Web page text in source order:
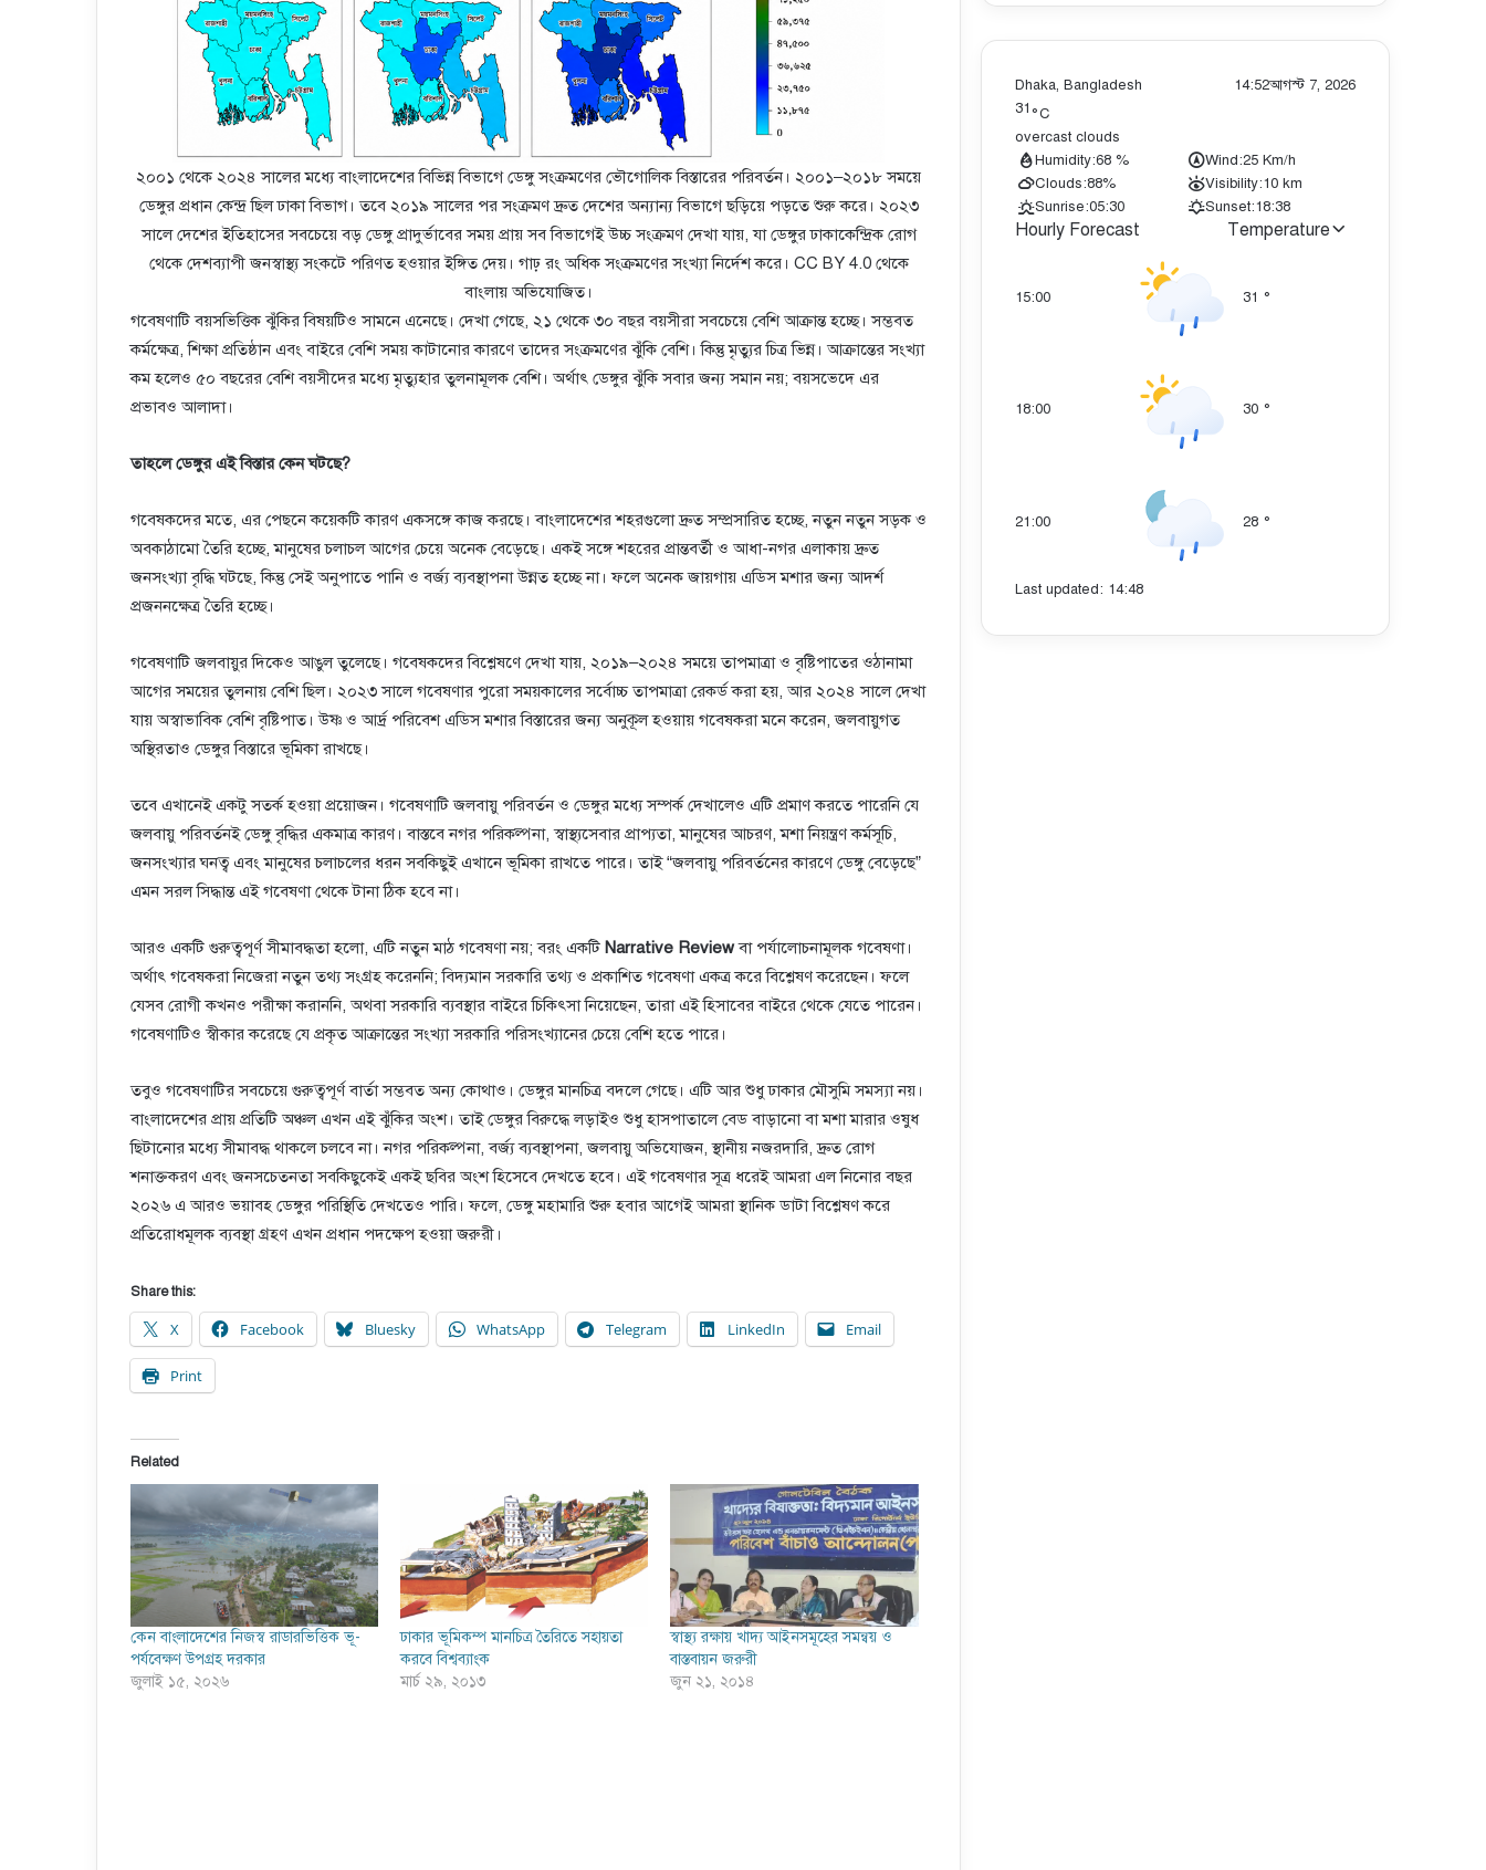
২০০১ থেকে ২০২৪ সালের মধ্যে বাংলাদেশের বিভিন্ন বিভাগে ডেঙ্গু সংক্রমণের ভৌগোলিক বিস্তারের পরিবর্তন। ২০০১–২০১৮ সময়ে
ডেঙ্গুর প্রধান কেন্দ্র ছিল ঢাকা বিভাগ। তবে ২০১৯ সালের পর সংক্রমণ দ্রুত দেশের অন্যান্য বিভাগে ছড়িয়ে পড়তে শুরু করে। ২০২৩
সালে দেশের ইতিহাসের সবচেয়ে বড় ডেঙ্গু প্রাদুর্ভাবের সময় প্রায় সব বিভাগেই উচ্চ সংক্রমণ দেখা যায়, যা ডেঙ্গুর ঢাকাকেন্দ্রিক রোগ
থেকে দেশব্যাপী জনস্বাস্থ্য সংকটে পরিণত হওয়ার ইঙ্গিত দেয়। গাঢ় রং অধিক সংক্রমণের সংখ্যা নির্দেশ করে। CC BY 4.0 থেকে
বাংলায় অভিযোজিত।
গবেষণাটি বয়সভিত্তিক ঝুঁকির বিষয়টিও সামনে এনেছে। দেখা গেছে, ২১ থেকে ৩০ বছর বয়সীরা সবচেয়ে বেশি আক্রান্ত হচ্ছে। সম্ভবত
কর্মক্ষেত্র, শিক্ষা প্রতিষ্ঠান এবং বাইরে বেশি সময় কাটানোর কারণে তাদের সংক্রমণের ঝুঁকি বেশি। কিন্তু মৃত্যুর চিত্র ভিন্ন। আক্রান্তের সংখ্যা
কম হলেও ৫০ বছরের বেশি বয়সীদের মধ্যে মৃত্যুহার তুলনামূলক বেশি। অর্থাৎ ডেঙ্গুর ঝুঁকি সবার জন্য সমান নয়; বয়সভেদে এর
প্রভাবও আলাদা।
তাহলে ডেঙ্গুর এই বিস্তার কেন ঘটছে?
গবেষকদের মতে, এর পেছনে কয়েকটি কারণ একসঙ্গে কাজ করছে। বাংলাদেশের শহরগুলো দ্রুত সম্প্রসারিত হচ্ছে, নতুন নতুন সড়ক ও
অবকাঠামো তৈরি হচ্ছে, মানুষের চলাচল আগের চেয়ে অনেক বেড়েছে। একই সঙ্গে শহরের প্রান্তবর্তী ও আধা-নগর এলাকায় দ্রুত
জনসংখ্যা বৃদ্ধি ঘটছে, কিন্তু সেই অনুপাতে পানি ও বর্জ্য ব্যবস্থাপনা উন্নত হচ্ছে না। ফলে অনেক জায়গায় এডিস মশার জন্য আদর্শ
প্রজননক্ষেত্র তৈরি হচ্ছে।
গবেষণাটি জলবায়ুর দিকেও আঙুল তুলেছে। গবেষকদের বিশ্লেষণে দেখা যায়, ২০১৯–২০২৪ সময়ে তাপমাত্রা ও বৃষ্টিপাতের ওঠানামা
আগের সময়ের তুলনায় বেশি ছিল। ২০২৩ সালে গবেষণার পুরো সময়কালের সর্বোচ্চ তাপমাত্রা রেকর্ড করা হয়, আর ২০২৪ সালে দেখা
যায় অস্বাভাবিক বেশি বৃষ্টিপাত। উষ্ণ ও আর্দ্র পরিবেশ এডিস মশার বিস্তারের জন্য অনুকূল হওয়ায় গবেষকরা মনে করেন, জলবায়ুগত
অস্থিরতাও ডেঙ্গুর বিস্তারে ভূমিকা রাখছে।
তবে এখানেই একটু সতর্ক হওয়া প্রয়োজন। গবেষণাটি জলবায়ু পরিবর্তন ও ডেঙ্গুর মধ্যে সম্পর্ক দেখালেও এটি প্রমাণ করতে পারেনি যে
জলবায়ু পরিবর্তনই ডেঙ্গু বৃদ্ধির একমাত্র কারণ। বাস্তবে নগর পরিকল্পনা, স্বাস্থ্যসেবার প্রাপ্যতা, মানুষের আচরণ, মশা নিয়ন্ত্রণ কর্মসূচি,
জনসংখ্যার ঘনত্ব এবং মানুষের চলাচলের ধরন সবকিছুই এখানে ভূমিকা রাখতে পারে। তাই “জলবায়ু পরিবর্তনের কারণে ডেঙ্গু বেড়েছে”
এমন সরল সিদ্ধান্ত এই গবেষণা থেকে টানা ঠিক হবে না।
আরও একটি গুরুত্বপূর্ণ সীমাবদ্ধতা হলো, এটি নতুন মাঠ গবেষণা নয়; বরং একটি Narrative Reviewবা পর্যালোচনামূলক গবেষণা।
অর্থাৎ গবেষকরা নিজেরা নতুন তথ্য সংগ্রহ করেননি; বিদ্যমান সরকারি তথ্য ও প্রকাশিত গবেষণা একত্র করে বিশ্লেষণ করেছেন। ফলে
যেসব রোগী কখনও পরীক্ষা করাননি, অথবা সরকারি ব্যবস্থার বাইরে চিকিৎসা নিয়েছেন, তারা এই হিসাবের বাইরে থেকে যেতে পারেন।
গবেষণাটিও স্বীকার করেছে যে প্রকৃত আক্রান্তের সংখ্যা সরকারি পরিসংখ্যানের চেয়ে বেশি হতে পারে।
তবুও গবেষণাটির সবচেয়ে গুরুত্বপূর্ণ বার্তা সম্ভবত অন্য কোথাও। ডেঙ্গুর মানচিত্র বদলে গেছে। এটি আর শুধু ঢাকার মৌসুমি সমস্যা নয়।
বাংলাদেশের প্রায় প্রতিটি অঞ্চল এখন এই ঝুঁকির অংশ। তাই ডেঙ্গুর বিরুদ্ধে লড়াইও শুধু হাসপাতালে বেড বাড়ানো বা মশা মারার ওষুধ
ছিটানোর মধ্যে সীমাবদ্ধ থাকলে চলবে না। নগর পরিকল্পনা, বর্জ্য ব্যবস্থাপনা, জলবায়ু অভিযোজন, স্থানীয় নজরদারি, দ্রুত রোগ
শনাক্তকরণ এবং জনসচেতনতা সবকিছুকেই একই ছবির অংশ হিসেবে দেখতে হবে। এই গবেষণার সূত্র ধরেই আমরা এল নিনোর বছর
২০২৬ এ আরও ভয়াবহ ডেঙ্গুর পরিস্থিতি দেখতেও পারি। ফলে, ডেঙ্গু মহামারি শুরু হবার আগেই আমরা স্থানিক ডাটা বিশ্লেষণ করে
প্রতিরোধমূলক ব্যবস্থা গ্রহণ এখন প্রধান পদক্ষেপ হওয়া জরুরী।
Share this:
X Facebook Bluesky WhatsApp Telegram LinkedIn Email
Print
Related
কেন বাংলাদেশের নিজস্ব রাডারভিত্তিক ভূ-
পর্যবেক্ষণ উপগ্রহ দরকার
জুলাই ১৫, ২০২৬
ঢাকার ভূমিকম্প মানচিত্র তৈরিতে সহায়তা
করবে বিশ্বব্যাংক
মার্চ ২৯, ২০১৩
স্বাস্থ্য রক্ষায় খাদ্য আইনসমূহের সমন্বয় ও
বাস্তবায়ন জরুরী
জুন ২১, ২০১৪
Dhaka, Bangladesh 14:52আগস্ট 7, 2026
31 °C
overcast clouds
Humidity:68 % Wind:25 Km/h
Clouds:88% Visibility:10 km
Sunrise:05:30 Sunset:18:38
Hourly Forecast Temperature
15:00 31 °
18:00 30 °
21:00 28 °
Last updated: 14:48